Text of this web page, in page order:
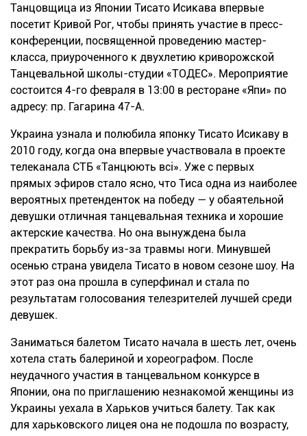
Танцовщица из Японии Тисато Исикава впервые
посетит Кривой Рог, чтобы принять участие в пресс-
конференции, посвященной проведению мастер-
класса, приуроченного к двухлетию криворожской
Танцевальной школы-студии «ТОДЕС». Мероприятие
состоится 4-го февраля в 13:00 в ресторане «Япи» по
адресу: пр. Гагарина 47-А.
Украина узнала и полюбила японку Тисато Исикаву в
2010 году, когда она впервые участвовала в проекте
телеканала СТБ «Танцюють всi». Уже с первых
прямых эфиров стало ясно, что Тиса одна из наиболее
вероятных претенденток на победу — у обаятельной
девушки отличная танцевальная техника и хорошие
актерские качества. Но она вынуждена была
прекратить борьбу из-за травмы ноги. Минувшей
осенью страна увидела Тисато в новом сезоне шоу. На
этот раз она прошла в суперфинал и стала по
результатам голосования телезрителей лучшей среди
девушек.
Заниматься балетом Тисато начала в шесть лет, очень
хотела стать балериной и хореографом. После
неудачного участия в танцевальном конкурсе в
Японии, она по приглашению незнакомой женщины из
Украины уехала в Харьков учиться балету. Так как
для харьковского лицея она не подошла по возрасту,